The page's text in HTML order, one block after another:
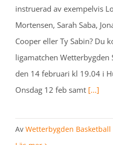
instruerad av exempelvis
Mortensen, Sarah Saba,
Cooper eller Ty Sabin? Du
ligamatchen
den 14 februari kl 19.04 i
Onsdag 12 feb samt [...]
Av Wetterbygden Basketball